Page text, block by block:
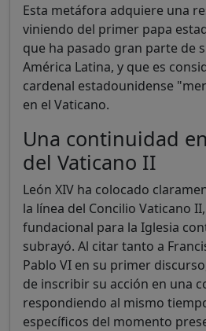
Esta metáfora adquiere una
viniendo del primer papa
que ha pasado gran parte de
América Latina, y que es
cardenal estadounidense
en el Vaticano.
Una continuidad
del Vaticano II
León XIV ha colocado
la línea del Concilio Vaticano
fundacional para la Iglesia
subrayó. Al citar tanto a
Pablo VI en su primer
de inscribir su acción en una
respondiendo al mismo
específicos del momento